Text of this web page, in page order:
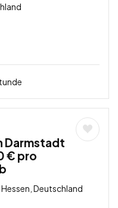
Darmstadt
€ pro
Deutschland